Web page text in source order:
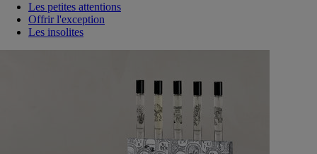
Les petites attentions
Offrir l'exception
Les insolites